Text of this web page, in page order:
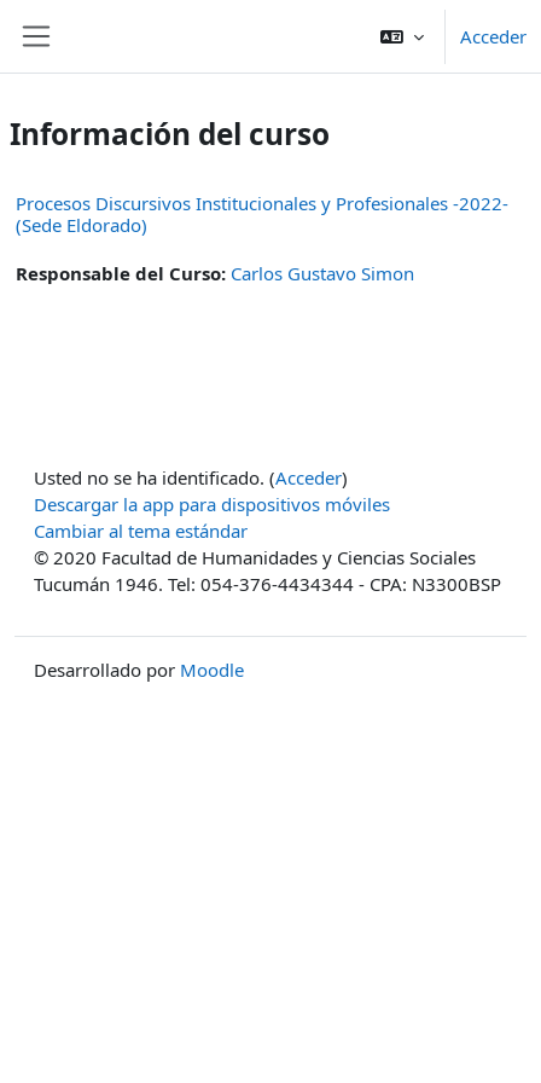
Acceder
Información del curso
Procesos Discursivos Institucionales y Profesionales -2022-
(Sede Eldorado)
Responsable del Curso: Carlos Gustavo Simon
Usted no se ha identificado. (Acceder)
Descargar la app para dispositivos móviles
Cambiar al tema estándar
© 2020 Facultad de Humanidades y Ciencias Sociales
Tucumán 1946. Tel: 054-376-4434344 - CPA: N3300BSP
Desarrollado por Moodle